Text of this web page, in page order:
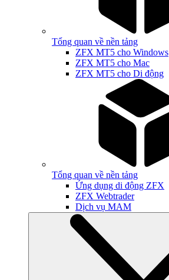
Tổng quan về nền tảng
ZFX MT5 cho Windows
ZFX MT5 cho Mac
ZFX MT5 cho Di động
Tổng quan về nền tảng
Ứng dụng di động ZFX
ZFX Webtrader
Dịch vụ MAM